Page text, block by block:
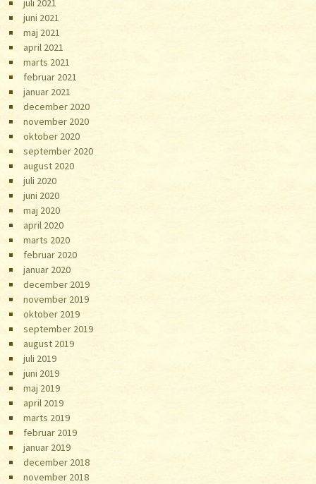
juli 2021
juni 2021
maj 2021
april 2021
marts 2021
februar 2021
januar 2021
december 2020
november 2020
oktober 2020
september 2020
august 2020
juli 2020
juni 2020
maj 2020
april 2020
marts 2020
februar 2020
januar 2020
december 2019
november 2019
oktober 2019
september 2019
august 2019
juli 2019
juni 2019
maj 2019
april 2019
marts 2019
februar 2019
januar 2019
december 2018
november 2018